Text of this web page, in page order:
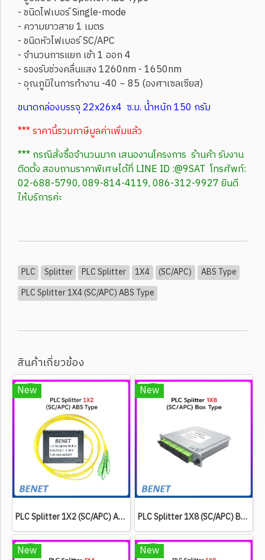
- ชนิดไฟเบอร์ Single-mode
- ความยาวสาย 1 เมตร
- ชนิดหัวไฟเบอร์ SC/APC
- จำนวนการแยก เข้า 1 ออก 4
- รองรับช่วงคลื่นแสง 1260nm - 1650nm
- อุณภูมิในการทำงาน -40 ~ 85 (องศาเซลเซียส)
ขนาดกล่องบรรจุ 22x26x4 ซ.ม. น้ำหนัก 150 กรัม
*** ราคานี้รวมภาษีมูลค่าเพิ่มแล้ว
*** กรณีสั่งซื้อจำนวนมาก เสนองานโครงการ ร้านค้า รับงาน
ติดตั้ง สอบถามราคาพิเศษได้ที่ LINE ID :@9SAT โทรศัพท์:
02-688-5790, 089-814-4119, 086-312-9927 ยินดี
ให้บริการค่ะ
PLC Splitter PLC Splitter 1X4 (SC/APC)
ABS Type
PLC Splitter 1X4 (SC/APC) ABS Type
สินค้าเกี่ยวข้อง
New
PLC Splitter 1X2 (SC/APC) ABS Type
New
PLC Splitter 1X8 (SC/APC) BOX Type
New New